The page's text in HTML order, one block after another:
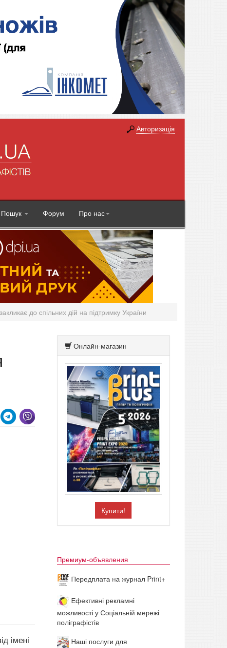
Авторизація
Пошук Форум Про нас
до спільних дій на підтримку України
імені
Онлайн-магазин
Купити!
Премиум-объявления
Передплата на журнал Print+
Ефективні рекламні
можливості у Соціальній мережі
поліграфістів
Наші послуги для